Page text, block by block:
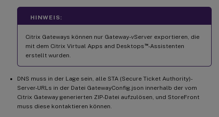
HINWEIS:
Citrix Gateways können nur Gateway-vServer exportieren, die
mit dem Citrix Virtual Apps and Desktops ™-Assistenten
erstellt wurden.
DNS muss in der Lage sein, alle STA (Secure Ticket Authority)-
Server-URLs in der Datei GatewayConfig.json innerhalb der vom
Citrix Gateway generierten ZIP-Datei aufzulösen, und StoreFront
muss diese kontaktieren können.